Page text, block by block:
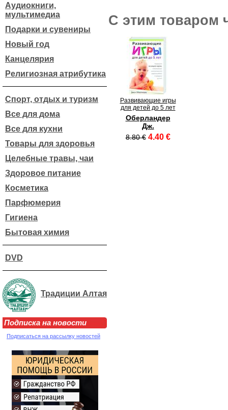
Аудиокниги,
мультимедиа
Подарки и сувениры
Новый год
Канцелярия
Религиозная атрибутика
Спорт, отдых и туризм
Все для дома
Все для кухни
Товары для здоровья
Целебные травы, чаи
Здоровое питание
Косметика
Парфюмерия
Гигиена
Бытовая химия
DVD
Традиции Алтая
Подписка на новости
Подписаться на рассылку новостей
С этим товаром
Развивающие игры
для детей до 5 лет
Оберландер
Дж.
8.80 € 4.40 €